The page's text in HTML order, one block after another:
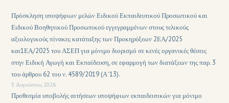
Πρόσκληση υποψήφιων μελών Ειδικού Εκπαιδευτικού Προσωπικού και
Ειδικού Βοηθητικού Προσωπικού εγγεγραμμένων στους τελικούς
αξιολογικούς πίνακες κατάταξης των Προκηρύξεων 2ΕΑ/2025
και1ΕΑ/2025 του ΑΣΕΠ για μόνιμο διορισμό σε κενές οργανικές θέσεις
στην Ειδική Αγωγή και Εκπαίδευση, σε εφαρμογή των διατάξεων της παρ. 3
του άρθρου 62 του ν. 4589/2019 (Α΄13).
5 Αυγούστου, 2026
Προθεσμία υποβολής αιτήσεων υποψήφιων εκπαιδευτικών για μόνιμο